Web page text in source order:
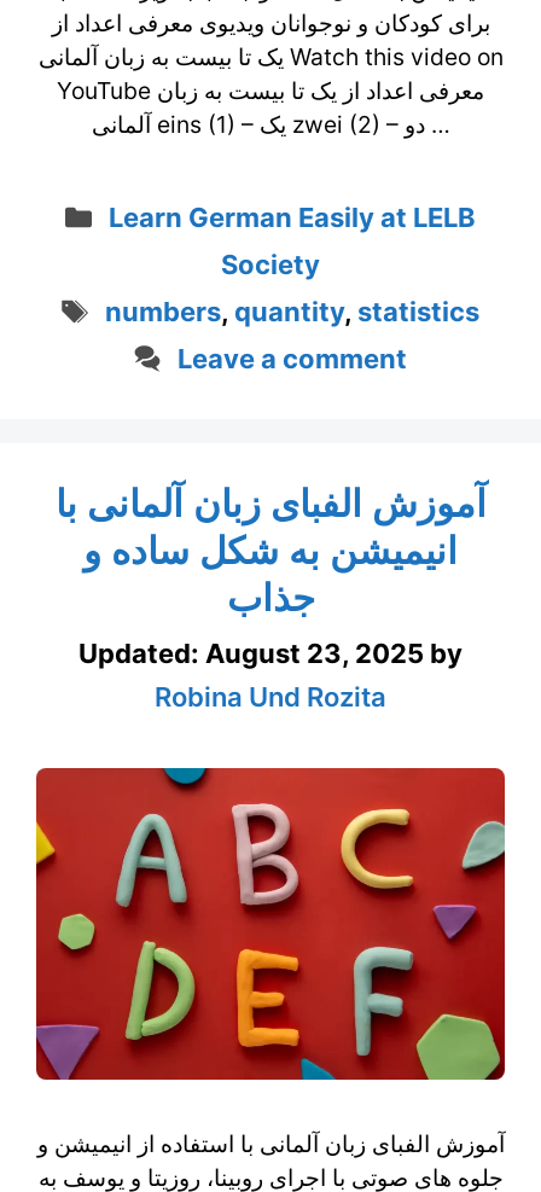
برای کودکان و نوجوانان ویدیوی معرفی اعداد از
یک تا بیست به زبان آلمانی Watch this video on
YouTube معرفی اعداد از یک تا بیست به زبان
آلمانی eins (1) – یک zwei (2) – دو …
Categories
Learn German Easily at LELB
Society
Tags
numbers, quantity, statistics
Leave a comment
آموزش الفبای زبان آلمانی با
انیمیشن به شکل ساده و
جذاب
Updated: August 23, 2025 by
Robina Und Rozita
آموزش الفبای زبان آلمانی با استفاده از انیمیشن و
جلوه های صوتی با اجرای روبینا، روزیتا و یوسف به